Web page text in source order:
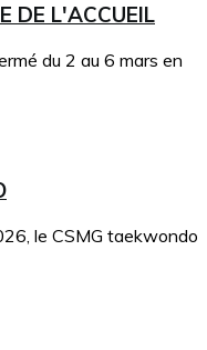
DE L'ACCUEIL
du 2 au 6 mars en
le CSMG taekwondo